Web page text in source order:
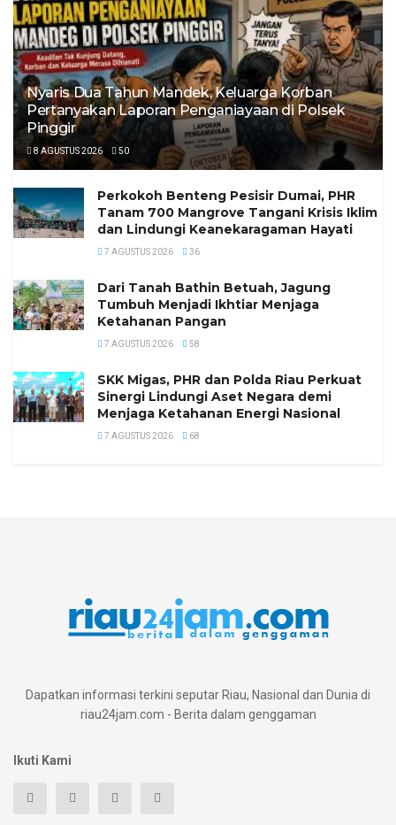
Nyaris Dua Tahun Mandek, Keluarga Korban
Pertanyakan Laporan Penganiayaan di Polsek
Pinggir
8 AGUSTUS 2026 50
Perkokoh Benteng Pesisir Dumai, PHR
Tanam 700 Mangrove Tangani Krisis Iklim
dan Lindungi Keanekaragaman Hayati
7 AGUSTUS 2026 36
Dari Tanah Bathin Betuah, Jagung
Tumbuh Menjadi Ikhtiar Menjaga
Ketahanan Pangan
7 AGUSTUS 2026 58
SKK Migas, PHR dan Polda Riau Perkuat
Sinergi Lindungi Aset Negara demi
Menjaga Ketahanan Energi Nasional
7 AGUSTUS 2026 68
Dapatkan informasi terkini seputar Riau, Nasional dan Dunia di
riau24jam.com - Berita dalam genggaman
Ikuti Kami